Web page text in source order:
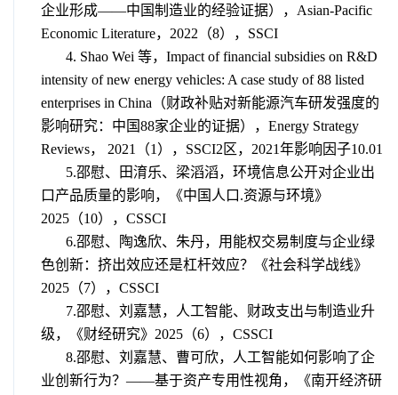
企业形成——中国制造业的经验证据）， Asian-Pacific
Economic Literature， 2022 （8）， SSCI
4. Shao Wei 等， Impact of financial subsidies on R&D
intensity of new energy vehicles: A case study of 88 listed
enterprises in China （财政补贴对新能源汽车研发强度的
影响研究：中国88家企业的证据）， Energy Strategy
Reviews， 2021 （1 ）， SSCI2 区， 2021年影响因子10.01
5.邵慰、田淯乐、梁滔滔，环境信息公开对企业出
口产品质量的影响，《中国人口.资源与环境》
2025（10）， CSSCI
6.邵慰、陶逸欣、朱丹，用能权交易制度与企业绿
色创新：挤出效应还是杠杆效应？《社会科学战线》
2025（7），CSSCI
7.邵慰、刘嘉慧，人工智能、财政支出与制造业升
级，《财经研究》2025（6），CSSCI
8.邵慰、刘嘉慧、曹可欣，人工智能如何影响了企
业创新行为？——基于资产专用性视角，《南开经济研